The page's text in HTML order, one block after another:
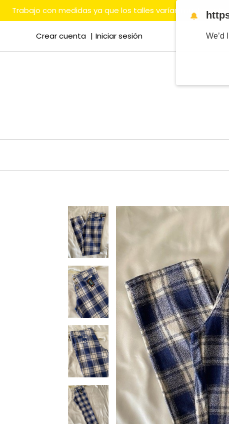
Trabajo con medidas ya que los talles varían mucho
Crear cuenta Iniciar sesión
🔔
We’d